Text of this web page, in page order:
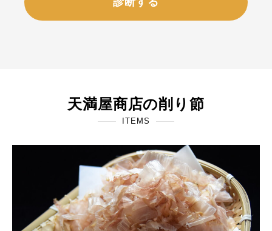
天満屋商店の削り節
ITEMS